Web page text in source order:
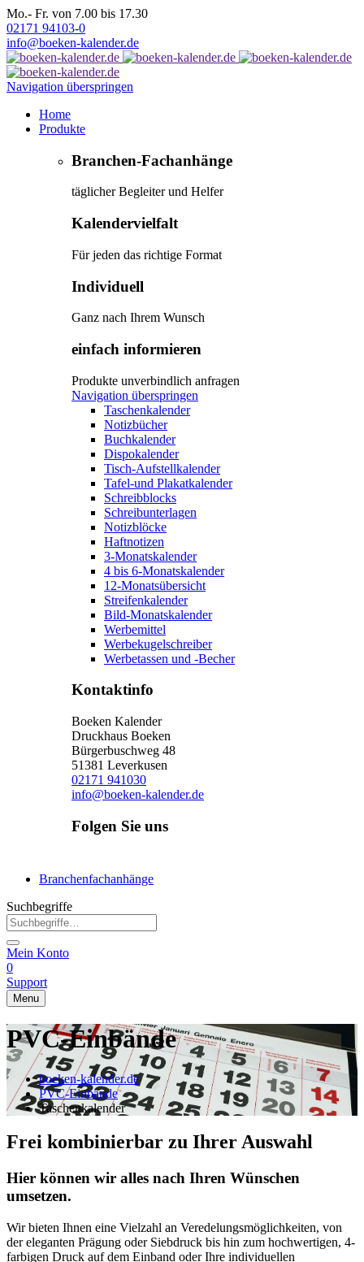
Mo.- Fr. von 7.00 bis 17.30
02171 94103-0
info@boeken-kalender.de
Navigation überspringen
Home
Produkte
Branchen-Fachanhänge
täglicher Begleiter und Helfer
Kalendervielfalt
Für jeden das richtige Format
Individuell
Ganz nach Ihrem Wunsch
einfach informieren
Produkte unverbindlich anfragen
Navigation überspringen
Taschenkalender
Notizbücher
Buchkalender
Dispokalender
Tisch-Aufstellkalender
Tafel-und Plakatkalender
Schreibblocks
Schreibunterlagen
Notizblöcke
Haftnotizen
3-Monatskalender
4 bis 6-Monatskalender
12-Monatsübersicht
Streifenkalender
Bild-Monatskalender
Werbemittel
Werbekugelschreiber
Werbetassen und -Becher
Kontaktinfo
Boeken Kalender
Druckhaus Boeken
Bürgerbuschweg 48
51381 Leverkusen
02171 941030
info@boeken-kalender.de
Folgen Sie uns
Branchenfachanhänge
Suchbegriffe
Mein Konto
0
Support
Menu
PVC-Einbände
boeken-kalender.de
PVC-Einbände
Taschenkalender
Frei kombinierbar zu Ihrer Auswahl
Hier können wir alles nach Ihren Wünschen
umsetzen.
Wir bieten Ihnen eine Vielzahl an Veredelungsmöglichkeiten, von
der eleganten Prägung oder Siebdruck bis hin zum hochwertigen, 4-
farbigen Druck auf dem Einband oder Ihre individuellen